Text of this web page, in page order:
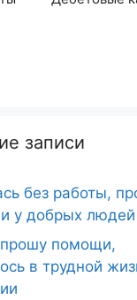
записи
без работы,
у добрых людей
помощи,
в трудной